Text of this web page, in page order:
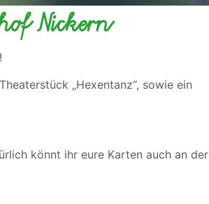
Nickern
„Hexentanz“, sowie ein
könnt ihr eure Karten auch an der